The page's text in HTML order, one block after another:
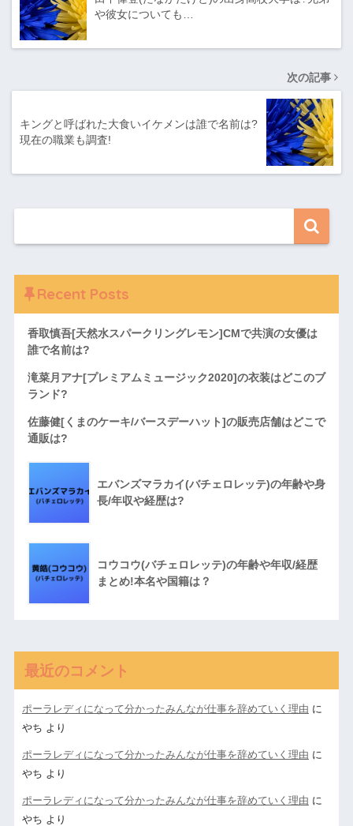
や彼女についても…
次の記事
キングと呼ばれた大食いイケメンは誰で名前は?
現在の職業も調査!
Recent Posts
香取慎吾[天然水スパークリングレモン]CMで共演の女優は
誰で名前は?
滝菜月アナ[プレミアムミュージック2020]の衣装はどこのブ
ランド?
佐藤健[くまのケーキ/バースデーハット]の販売店舗はどこで
通販は?
エバンズマラカイ(バチェロレッテ)の年齢や身
長/年収や経歴は?
コウコウ(バチェロレッテ)の年齢や年収/経歴
まとめ!本名や国籍は？
最近のコメント
ポーラレディになって分かったみんなが仕事を辞めていく理由 に
やち より
ポーラレディになって分かったみんなが仕事を辞めていく理由 に
やち より
ポーラレディになって分かったみんなが仕事を辞めていく理由 に
やち より